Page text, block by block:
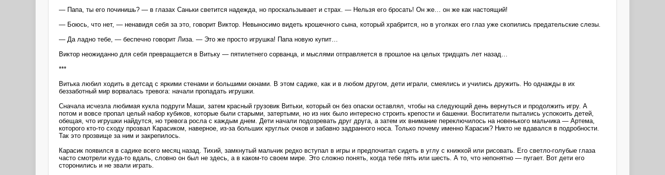
― Папа, ты его починишь? ― в глазах Саньки светится надежда, но проскальзывает и страх. ― Нельзя его бросать! Он же… он же как настоящий!
― Боюсь, что нет, ― ненавидя себя за это, говорит Виктор. Невыносимо видеть крошечного сына, который храбрится, но в уголках его глаз уже скопились предательские слезы.
― Да ладно тебе, ― беспечно говорит Лиза. ― Это же просто игрушка! Папа новую купит…
Виктор неожиданно для себя превращается в Витьку ― пятилетнего сорванца, и мыслями отправляется в прошлое на целых тридцать лет назад…
***
Витька любил ходить в детсад с яркими стенами и большими окнами. В этом садике, как и в любом другом, дети играли, смеялись и учились дружить. Но однажды в их
беззаботный мир ворвалась тревога: начали пропадать игрушки.
Сначала исчезла любимая кукла подруги Маши, затем красный грузовик Витьки, который он без опаски оставлял, чтобы на следующий день вернуться и продолжить игру. А
потом и вовсе пропал целый набор кубиков, которые были старыми, затертыми, но из них было интересно строить крепости и башенки. Воспитатели пытались успокоить детей,
обещая, что игрушки найдутся, но тревога росла с каждым днем. Дети начали подозревать друг друга, а затем их внимание переключилось на новенького мальчика — Артема,
которого кто-то сходу прозвал Карасиком, наверное, из-за больших круглых очков и забавно задранного носа. Только почему именно Карасик? Никто не вдавался в подробности.
Так это прозвище за ним и закрепилось.
Карасик появился в садике всего месяц назад. Тихий, замкнутый мальчик редко вступал в игры и предпочитал сидеть в углу с книжкой или рисовать. Его светло-голубые глаза
часто смотрели куда-то вдаль, словно он был не здесь, а в каком-то своем мире. Это сложно понять, когда тебе пять или шесть. А то, что непонятно ― пугает. Вот дети его
сторонились и не звали играть.